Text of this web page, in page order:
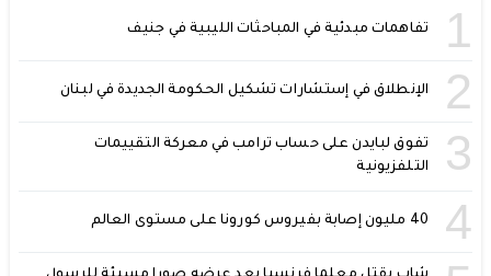
1 تفاهمات مبدئية في المباحثات الليبية في جنيف
2 الإنطلاق في إستشارات تشكيل الحكومة الجديدة في لبنان
3
تفوق لبايدن على حساب ترامب في معركة التقييمات
التلفزيونية
4 40 مليون إصابة بفيروس كورونا على مستوى العالم